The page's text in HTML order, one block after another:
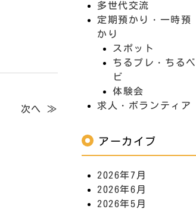
次へ ≫
多世代交流
定期預かり・一時預
かり
スポット
ちるプレ・ちるベ
ビ
体験会
求人・ボランティア
アーカイブ
2026年7月
2026年6月
2026年5月